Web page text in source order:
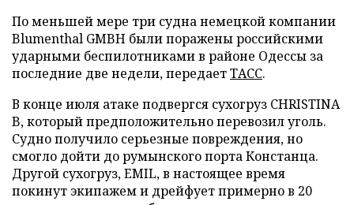
По меньшей мере три судна немецкой компании
Blumenthal GMBH были поражены российскими
ударными беспилотниками в районе Одессы за
последние две недели, передаетТАСС.
В конце июля атаке подвергся сухогруз CHRISTINA
B, который предположительно перевозил уголь.
Судно получило серьезные повреждения, но
смогло дойти до румынского порта Констанца.
Другой сухогруз, EMIL, в настоящее время
покинут экипажем и дрейфует примерно в 20